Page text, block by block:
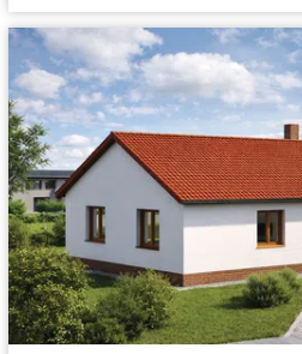
Dispozice:
Užitná plocha: